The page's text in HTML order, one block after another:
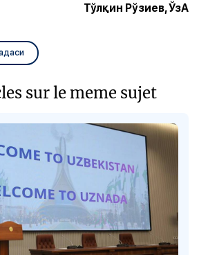
Тўлқин Рўзиев, ЎзА
sur le meme sujet